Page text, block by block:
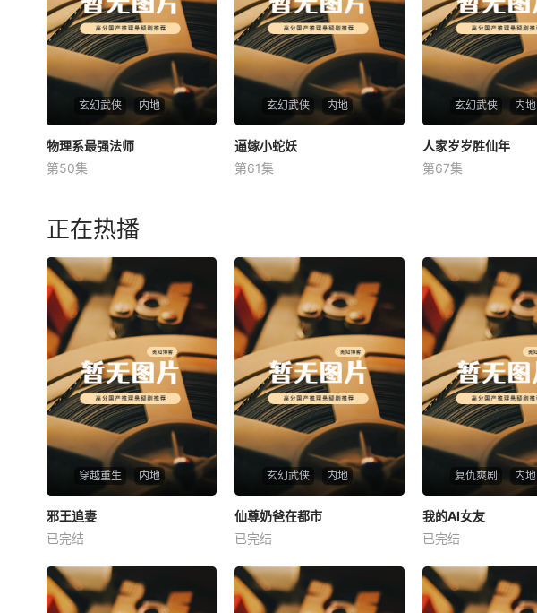
玄幻武侠 内地
物理系最强法师
未知
物理系最强法师
第50集
玄幻武侠 内地
逼嫁小蛇妖
未知
逼嫁小蛇妖
第61集
玄幻武侠 内地
人家岁岁胜仙年
未知
人家岁岁胜仙年
第67集
正在热播
穿越重生 内地
邪王追妻
未知
邪王追妻
已完结
玄幻武侠 内地
仙尊奶爸在都市
未知
仙尊奶爸在都市
已完结
复仇爽剧 内地
我的AI女友
未知
我的AI女友
已完结